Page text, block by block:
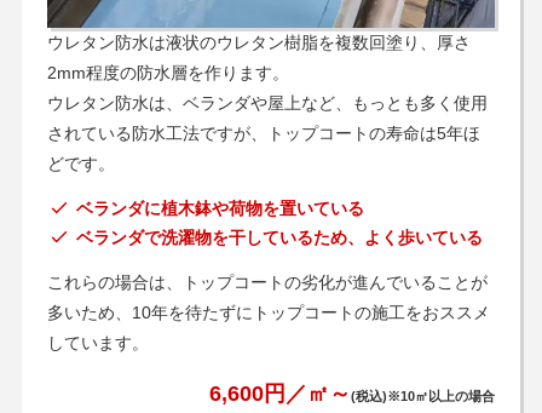
ウレタン防水は液状のウレタン樹脂を複数回塗り、厚さ
2mm程度の防水層を作ります。
ウレタン防水は、ベランダや屋上など、もっとも多く使用
されている防水工法ですが、トップコートの寿命は5年ほ
どです。
ベランダに植木鉢や荷物を置いている
ベランダで洗濯物を干しているため、よく歩いている
これらの場合は、トップコートの劣化が進んでいることが
多いため、10年を待たずにトップコートの施工をおススメ
しています。
6,600円／㎡～(税込)※10㎡以上の場合